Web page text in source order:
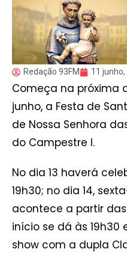
Redação 93FM 11
Começa na próxima
junho, a Festa de
de Nossa Senhora
do Campestre I.
No dia 13 haverá
19h30; no dia 14,
acontece a partir
início se dá às
show com a dupla